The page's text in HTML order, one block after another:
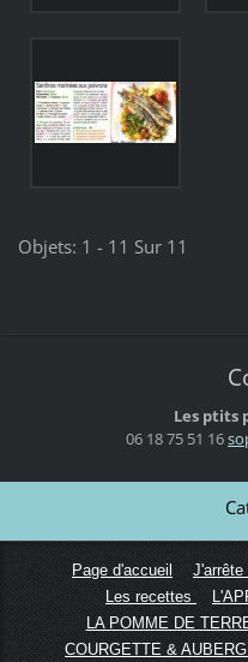
Objets: 1 - 11 Sur 11
Les ptits
06 18 75 51 16
Page d'accueil J'arrête
Les recettes
LA POMME DE
COURGETTE &